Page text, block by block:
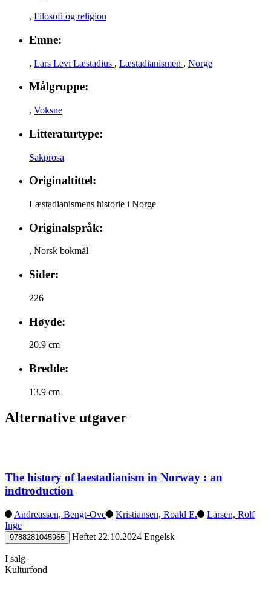
, Filosofi og religion
Emne:
, Lars Levi Læstadius , Læstadianismen , Norge
Målgruppe:
, Voksne
Litteraturtype:
Sakprosa
Originaltittel:
Læstadianismens historie i Norge
Originalspråk:
, Norsk bokmål
Sider:
226
Høyde:
20.9 cm
Bredde:
13.9 cm
Alternative utgaver
The history of laestadianism in Norway : an
indtroduction
Andreassen, Bengt-Ove Kristiansen, Roald E.
Larsen, Rolf
Inge
9788281045965 Heftet 22.10.2024 Engelsk
I salg
Kulturfond